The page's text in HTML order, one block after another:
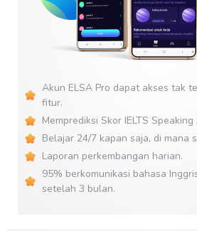
Akun ELSA Pro dapat akses tak
fitur.
Memprediksi Skor IELTS
Belajar 24/7 kapan saja, di mana
Laporan perkembangan harian.
95% berkomunikasi bahasa
setelah 3 bulan.